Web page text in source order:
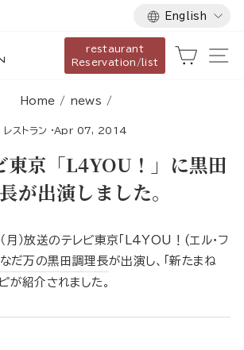
Language
English
restaurant
Reservation/list
Cart
Home / news /
レストラン ·Apr 07, 2014
東京「L4YOU！」に黒田
が出演しました。
）放送のテレビ東京「L4YOU！(エル・フ
だ万の黒田調理長が出演し、「新たまね
が紹介されました。